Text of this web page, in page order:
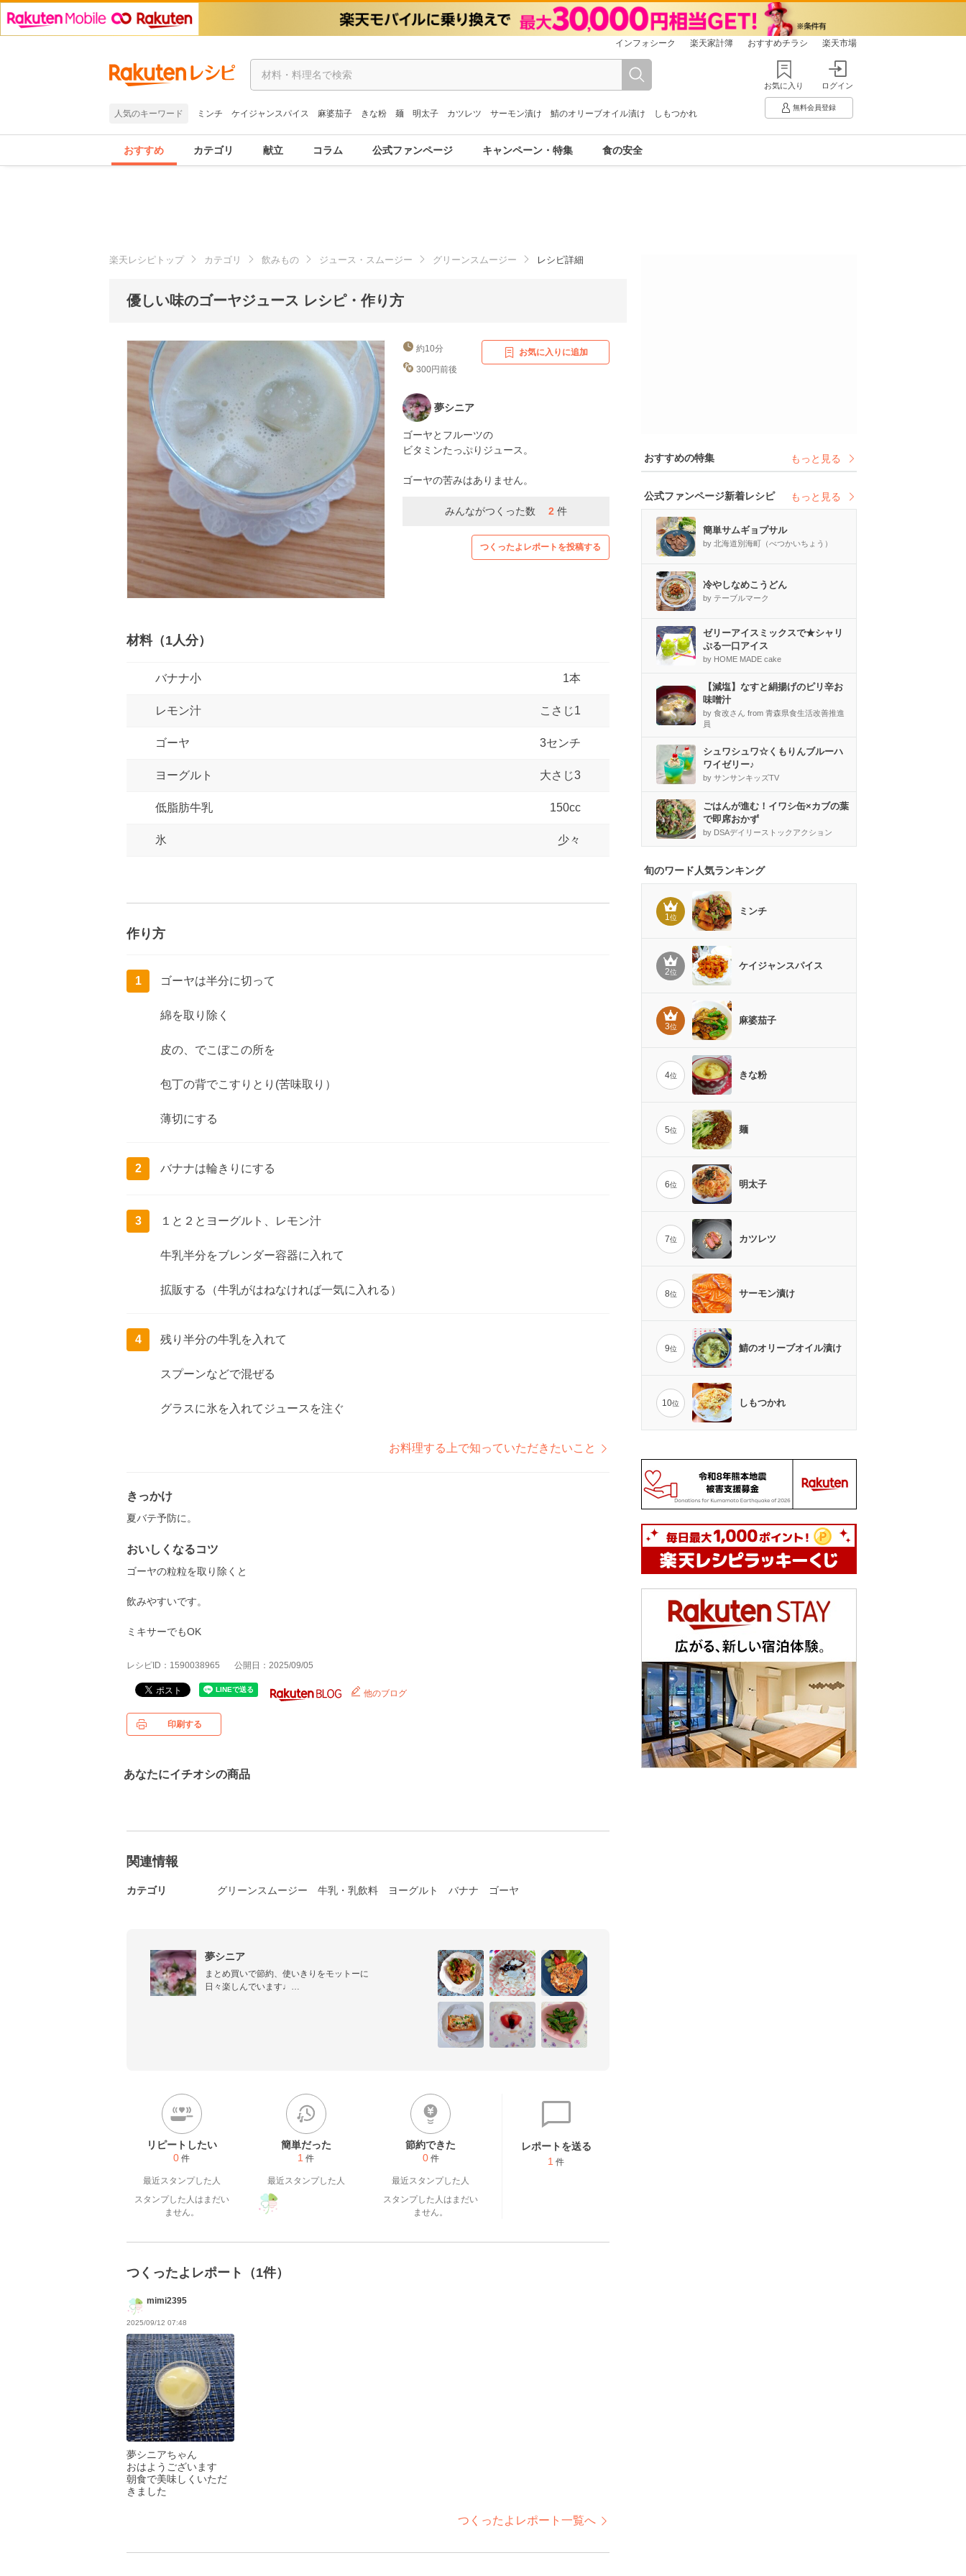
インフォシーク 楽天家計簿 おすすめチラシ 楽天市場
人気のキーワード ミンチ ケイジャンスパイス 麻婆茄子 きな粉 麺 明太子 カツレツ サーモン漬け 鯖のオリーブオイル漬け しもつかれ
お気に入り ログイン
無料会員登録
おすすめ カテゴリ 献立 コラム 公式ファンページ キャンペーン・特集 食の安全
楽天レシピトップ カテゴリ 飲みもの ジュース・スムージー グリーンスムージー レシピ詳細
優しい味のゴーヤジュース レシピ・作り方
約10分
300円前後
お気に入りに追加
夢シニア
ゴーヤとフルーツの
ビタミンたっぷりジュース。
ゴーヤの苦みはありません。
みんながつくった数 2 件
つくったよレポートを投稿する
材料（1人分）
バナナ小 1本
レモン汁 こさじ1
ゴーヤ 3センチ
ヨーグルト 大さじ3
低脂肪牛乳 150cc
氷 少々
作り方
1 ゴーヤは半分に切って
綿を取り除く
皮の、でこぼこの所を
包丁の背でこすりとり(苦味取り）
薄切にする
2 バナナは輪きりにする
3 １と２とヨーグルト、レモン汁
牛乳半分をブレンダー容器に入れて
拡販する（牛乳がはねなければ一気に入れる）
4 残り半分の牛乳を入れて
スプーンなどで混ぜる
グラスに氷を入れてジュースを注ぐ
お料理する上で知っていただきたいこと
きっかけ
夏バテ予防に。
おいしくなるコツ
ゴーヤの粒粒を取り除くと
飲みやすいです。
ミキサーでもOK
レシピID：1590038965 公開日：2025/09/05
他のブログ
印刷する
あなたにイチオシの商品
関連情報
カテゴリ グリーンスムージー 牛乳・乳飲料 ヨーグルト バナナ ゴーヤ
夢シニア
まとめ買いで節約、使いきりをモットーに
日々楽しんでいます♩
つくれぼは愛情スタンプにさせて頂きます♪
お返しレポは早めにお伺いします♪
リピートしたい
0 件
最近スタンプした人
スタンプした人はまだい
ません。
簡単だった
1 件
最近スタンプした人
節約できた
0 件
最近スタンプした人
スタンプした人はまだい
ません。
レポートを送る
1 件
つくったよレポート（1件）
mimi2395
2025/09/12 07:48
夢シニアちゃん
おはようございます
朝食で美味しくいただ
きました
つくったよレポート一覧へ
おすすめの特集 もっと見る
公式ファンページ新着レシピ もっと見る
簡単サムギョプサル
by 北海道別海町（べつかいちょう）
冷やしなめこうどん
by テーブルマーク
ゼリーアイスミックスで★シャリ
ぷる一口アイス
by HOME MADE cake
【減塩】なすと絹揚げのピリ辛お
味噌汁
by 食改さん from 青森県食生活改善推進
員
シュワシュワ☆くもりんブルーハ
ワイゼリー♪
by サンサンキッズTV
ごはんが進む！イワシ缶×カブの葉
で即席おかず
by DSAデイリーストックアクション
旬のワード人気ランキング
1位
ミンチ
2位
ケイジャンスパイス
3位
麻婆茄子
4位 きな粉
5位 麺
6位 明太子
7位 カツレツ
8位 サーモン漬け
9位 鯖のオリーブオイル漬け
10位 しもつかれ